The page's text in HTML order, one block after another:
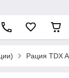
Рация TDX